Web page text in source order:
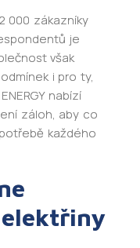
000 zákazníky
je
však
i pro ty,
nabízí
záloh, aby co
každého